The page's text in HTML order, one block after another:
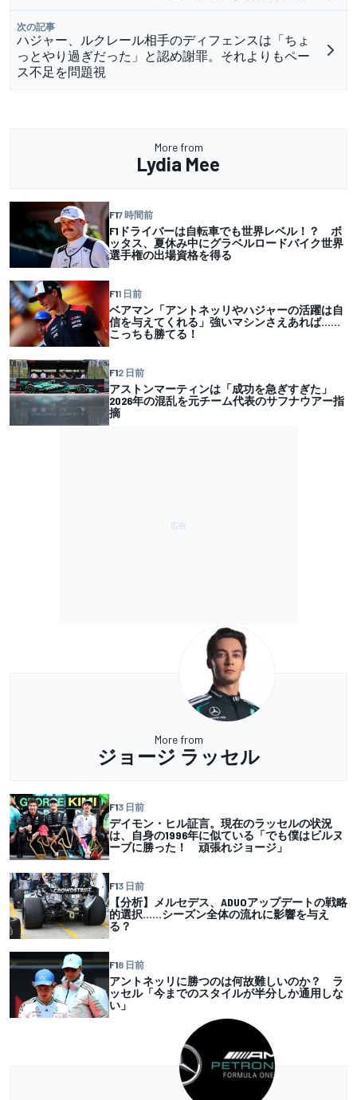
次の記事
ハジャー、ルクレール相手のディフェンスは「ちょ
っとやり過ぎだった」と認め謝罪。それよりもペー
ス不足を問題視
More from
Lydia Mee
F17 時間前
F1ドライバーは自転車でも世界レベル！？ ボ
ッタス、夏休み中にグラベルロードバイク世界
選手権の出場資格を得る
F11 日前
ベアマン「アントネッリやハジャーの活躍は自
信を与えてくれる」強いマシンさえあれば……
こっちも勝てる！
F12 日前
アストンマーティンは「成功を急ぎすぎた」
2026年の混乱を元チーム代表のサフナウアー指
摘
More from
ジョージ ラッセル
F13 日前
デイモン・ヒル証言。現在のラッセルの状況
は、自身の1996年に似ている「でも僕はビルヌ
ーブに勝った！ 頑張れジョージ」
F13 日前
【分析】メルセデス、ADUOアップデートの戦略
的選択……シーズン全体の流れに影響を与え
る？
F18 日前
アントネッリに勝つのは何故難しいのか？ ラ
ッセル「今までのスタイルが半分しか通用しな
い」